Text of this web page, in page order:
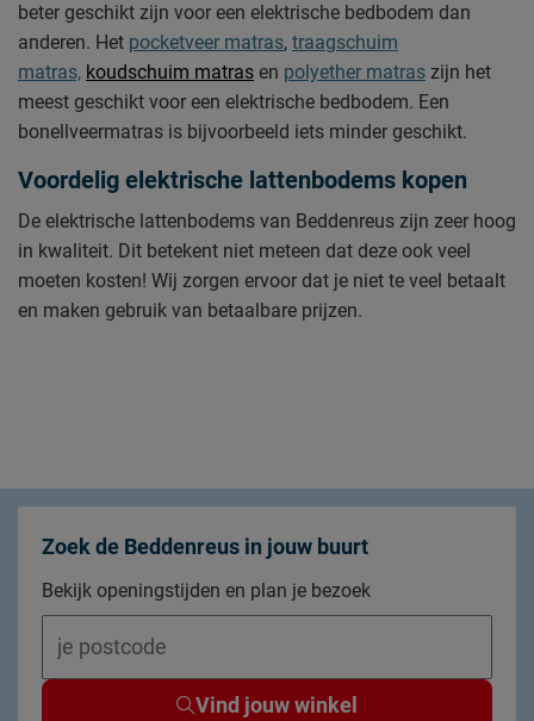
beter geschikt zijn voor een elektrische bedbodem dan
anderen. Het pocketveer matras, traagschuim
matras, koudschuim matras en polyether matras zijn het
meest geschikt voor een elektrische bedbodem. Een
bonellveermatras is bijvoorbeeld iets minder geschikt.
Voordelig elektrische lattenbodems kopen
De elektrische lattenbodems van Beddenreus zijn zeer hoog
in kwaliteit. Dit betekent niet meteen dat deze ook veel
moeten kosten! Wij zorgen ervoor dat je niet te veel betaalt
en maken gebruik van betaalbare prijzen.
Zoek de Beddenreus in jouw buurt
Bekijk openingstijden en plan je bezoek
Vind jouw winkel